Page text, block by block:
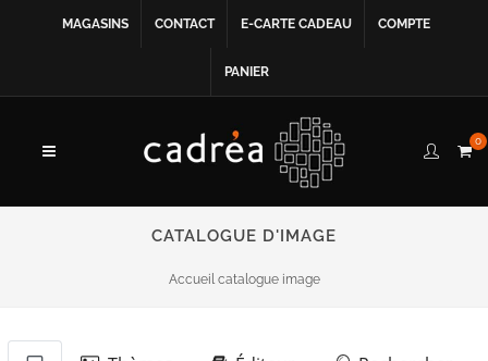
MAGASINS CONTACT E-CARTE CADEAU COMPTE
PANIER
0
CATALOGUE D'IMAGE
Accueil catalogue image